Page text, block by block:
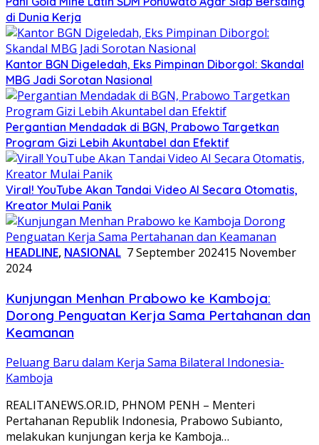
di Dunia Kerja
Kantor BGN Digeledah, Eks Pimpinan Diborgol: Skandal
MBG Jadi Sorotan Nasional
Pergantian Mendadak di BGN, Prabowo Targetkan
Program Gizi Lebih Akuntabel dan Efektif
Viral! YouTube Akan Tandai Video AI Secara Otomatis,
Kreator Mulai Panik
HEADLINE, NASIONAL 7 September 202415 November
2024
Kunjungan Menhan Prabowo ke Kamboja:
Dorong Penguatan Kerja Sama Pertahanan dan
Keamanan
Peluang Baru dalam Kerja Sama Bilateral Indonesia-
Kamboja
REALITANEWS.OR.ID, PHNOM PENH – Menteri
Pertahanan Republik Indonesia, Prabowo Subianto,
melakukan kunjungan kerja ke Kamboja…